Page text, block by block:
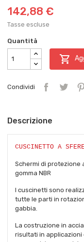
142,88 €
Tasse escluse
Quantità

Condividi
Descrizione
CUSCINETTO A
Schermi di protezione
gomma NBR
I cuscinetti sono
tutte le parti in
gabbia.
La costruzione in
risultati in applicazioni